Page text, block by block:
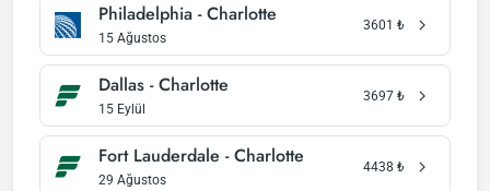
Philadelphia - Charlotte
15 Ağustos
3601 ₺
Dallas - Charlotte
15 Eylül
3697 ₺
Fort Lauderdale - Charlotte
29 Ağustos
4438 ₺